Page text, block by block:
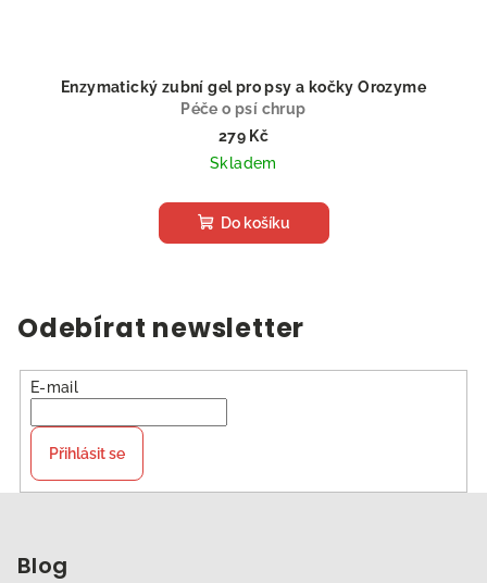
Enzymatický zubní gel pro psy a kočky Orozyme
Péče o psí chrup
279 Kč
Skladem
Do košíku
Odebírat newsletter
E-mail
Přihlásit se
Blog